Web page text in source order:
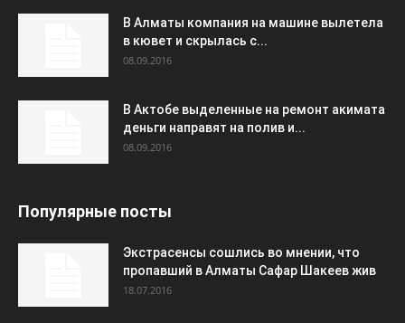
В Алматы компания на машине вылетела
в кювет и скрылась с...
08.09.2016
В Актобе выделенные на ремонт акимата
деньги направят на полив и...
08.09.2016
Популярные посты
Экстрасенсы сошлись во мнении, что
пропавший в Алматы Сафар Шакеев жив
18.07.2016